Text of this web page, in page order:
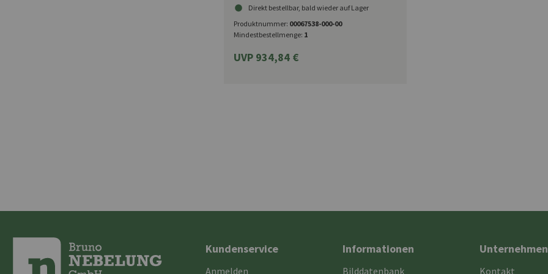
Direkt bestellbar, bald wieder auf Lager
Produktnummer: 00067538-000-00
Mindestbestellmenge: 1
UVP 934,84 €
Kundenservice
Anmelden
Informationen
Bilddatenbank
Unternehmen
Kontakt